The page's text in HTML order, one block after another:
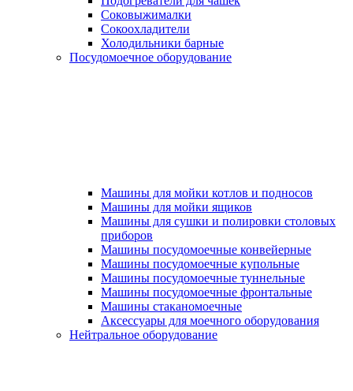
Соковыжималки
Сокоохладители
Холодильники барные
Посудомоечное оборудование
Машины для мойки котлов и подносов
Машины для мойки ящиков
Машины для сушки и полировки столовых
приборов
Машины посудомоечные конвейерные
Машины посудомоечные купольные
Машины посудомоечные туннельные
Машины посудомоечные фронтальные
Машины стаканомоечные
Аксессуары для моечного оборудования
Нейтральное оборудование